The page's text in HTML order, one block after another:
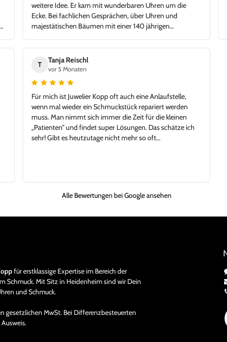
weitere Idee. Er kam mit wunderbaren Uhren um die
Ecke. Bei fachlichen Gesprächen, über Uhren und
majestätischen Bäumen mit einer 140 jährigen
Tolle Idee - glücklicher Kunde, Danke!
T
Tanja Reischl
vor 5 Monaten
Für mich ist Juwelier Kopp oft auch eine Anlaufstelle,
wenn mal wieder ein Schmuckstück repariert werden
muss. Man nimmt sich immer die Zeit für die kleinen
„Patienten“ und findet super Lösungen. Das schätze ich
sehr! Gibt es heutzutage nicht mehr so oft…
Alle Bewertungen bei Google ansehen
für erstklassige Expertise im Bereich der
Schmuck. Mit Sitz in Heidenheim sind wir Dein
und Schmuck.
gesetzlichen MwSt. Bei Differenzbesteuerten